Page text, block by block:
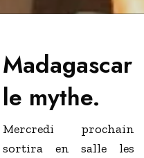
Madagascar
le mythe.
Mercredi prochain
sortira en salle les